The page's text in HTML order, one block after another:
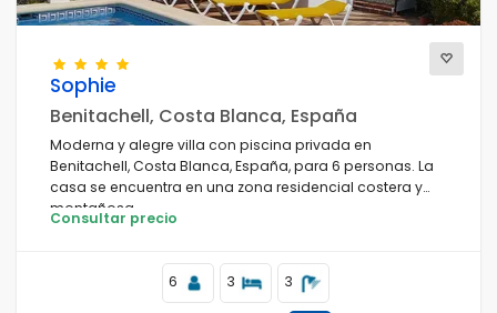
Sophie
Benitachell, Costa Blanca, España
Moderna y alegre villa con piscina privada en
Benitachell, Costa Blanca, España, para 6 personas. La
casa se encuentra en una zona residencial costera y
montañosa.
Consultar precio
6 3 3